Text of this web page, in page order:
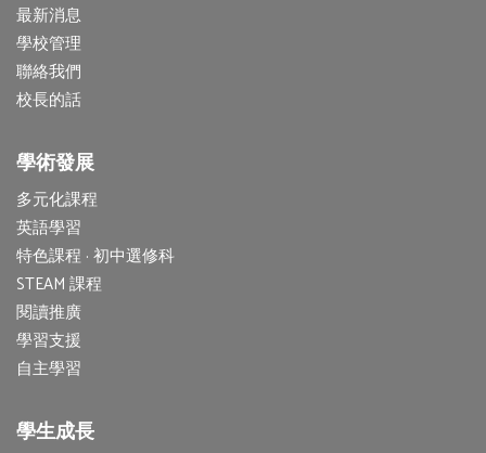
最新消息
學校管理
聯絡我們
校長的話
學術發展
多元化課程
英語學習
特色課程 · 初中選修科
STEAM 課程
閱讀推廣
學習支援
自主學習
學生成長